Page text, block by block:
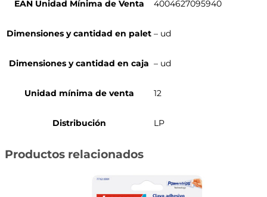
EAN Unidad Mínima de Venta 4004627095940
Dimensiones y cantidad en palet – ud
Dimensiones y cantidad en caja – ud
Unidad mínima de venta 12
Distribución LP
Productos relacionados